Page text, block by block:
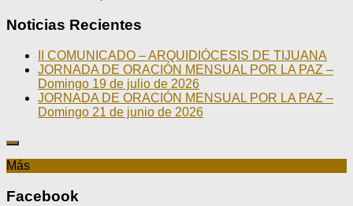
Noticias Recientes
II COMUNICADO – ARQUIDIÓCESIS DE TIJUANA
JORNADA DE ORACIÓN MENSUAL POR LA PAZ –
Domingo 19 de julio de 2026
JORNADA DE ORACIÓN MENSUAL POR LA PAZ –
Domingo 21 de junio de 2026
Más
Facebook